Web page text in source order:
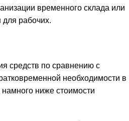
временного склада или
для рабочих.
средств по сравнению с
необходимости в
ниже стоимости